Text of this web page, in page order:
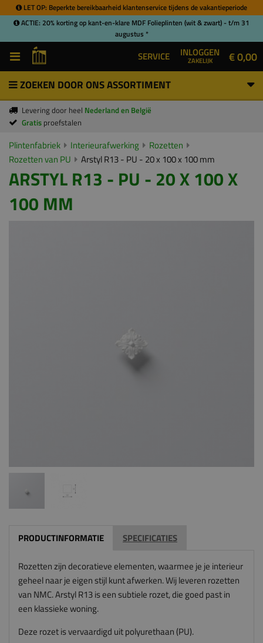
LET OP: Beperkte bereikbaarheid klantenservice tijdens de vakantieperiode
ACTIE: 20% korting op kant-en-klare MDF Folieplinten (wit & zwart) - t/m 31
augustus *
SERVICE INLOGGEN
ZAKELIJK € 0,00
ZOEKEN DOOR ONS ASSORTIMENT
Levering door heel Nederland en België
Gratis proefstalen
Plintenfabriek Interieurafwerking
Rozetten
Rozetten van PU
Arstyl R13 - PU - 20 x 100 x 100 mm
ARSTYL R13 - PU - 20 X 100 X
100 MM
PRODUCTINFORMATIE SPECIFICATIES
Rozetten zijn decoratieve elementen, waarmee je je interieur
geheel naar je eigen stijl kunt afwerken. Wij leveren rozetten
van NMC. Arstyl R13 is een subtiele rozet, die goed past in
een klassieke woning.
Deze rozet is vervaardigd uit polyurethaan (PU).